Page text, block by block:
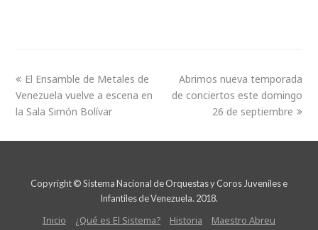
El Ensamble de Metales de
Venezuela vuelve a escena en
la Sala Simón Bolívar
Abrimos nueva temporada
de conciertos este domingo
26 de septiembre
Copyright © Sistema Nacional de Orquestas y Coros Juveniles e
Infantiles de Venezuela. 2018.
Inicio ¿Qué es El Sistema? Historia
Maestro Abreu